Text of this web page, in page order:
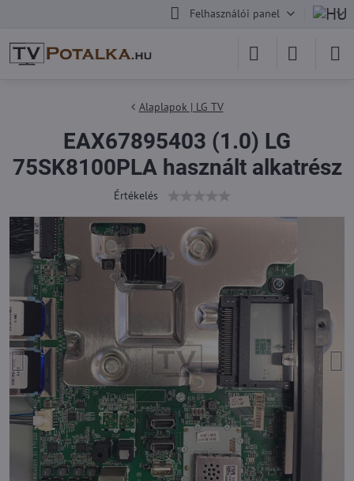
Felhasználói panel
Alaplapok | LG TV
EAX67895403 (1.0) LG
75SK8100PLA használt alkatrész
Értékelés